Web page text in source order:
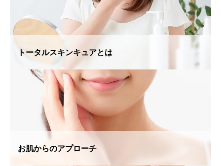
トータルスキンキュアとは
お肌からのアプローチ